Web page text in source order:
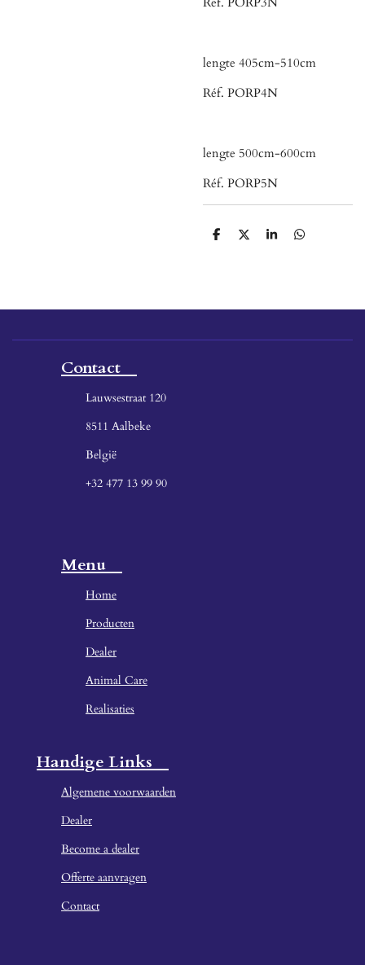
lengte 405cm-510cm
Réf. PORP4N
lengte 500cm-600cm
Réf. PORP5N
D
D
S
D
Contact
Lauwsestraat 120
8511 Aalbeke
België
+32 477 13 99 90
Menu
Home
Producten
Dealer
Animal Care
Realisaties
Handige Links
Algemene voorwaarden
Dealer
Become a dealer
Offerte aanvragen
Contact